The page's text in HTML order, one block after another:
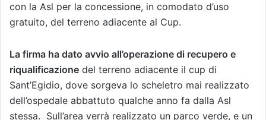
con la Asl per la concessione, in comodato d’uso
gratuito, del terreno adiacente al Cup.
La firma ha dato avvio all’operazione di recupero e
riqualificazione del terreno adiacente il cup di
Sant’Egidio, dove sorgeva lo scheletro mai realizzato
dell’ospedale abbattuto qualche anno fa dalla Asl
stessa. Sull’area verrà realizzato un parco verde, e un